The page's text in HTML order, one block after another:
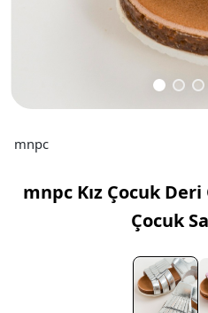
mnpc
mnpc Kız Çocuk
Çocuk